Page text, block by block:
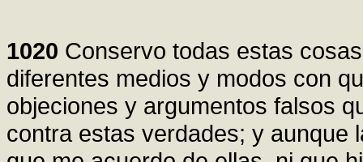
1020 Conservo todas estas
diferentes medios y modos con
objeciones y argumentos falsos
contra estas verdades; y aunque